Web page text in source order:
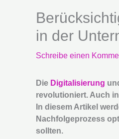
in der
Schreibe einen
Die Digitalisierung
revolutioniert. Auch
In diesem Artikel
Nachfolgeprozess
sollten.